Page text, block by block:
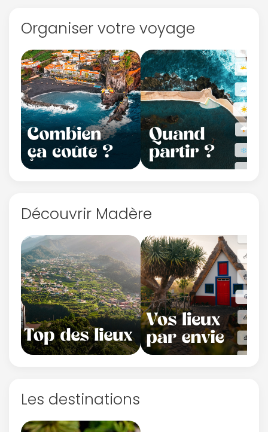
Organiser votre voyage
Découvrir Madère
Les destinations